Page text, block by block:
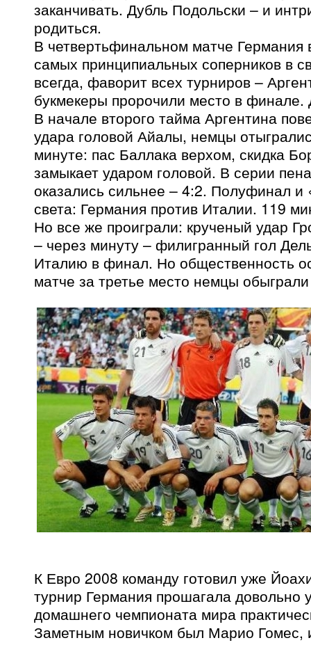
заканчивать. Дубль Подольски – и
родиться.
В четвертьфинальном матче
самых принципиальных соперников в
всегда, фаворит всех турниров –
букмекеры пророчили место в
В начале второго тайма Аргентина
удара головой Айалы, немцы
минуте: пас Баллака верхом, скидка
замыкает ударом головой. В серии
оказались сильнее – 4:2. Полуфинал и
света: Германия против Италии. 119
Но все же проиграли: крученый удар
– через минуту – филигранный гол
Италию в финал. Но общественность
матче за третье место немцы
К Евро 2008 команду готовил уже
турнир Германия прошагала довольно
домашнего чемпионата мира
Заметным новичком был Марио Гомес,